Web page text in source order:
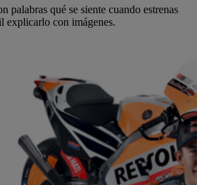
palabras qué se siente cuando estrenas
explicarlo con imágenes.